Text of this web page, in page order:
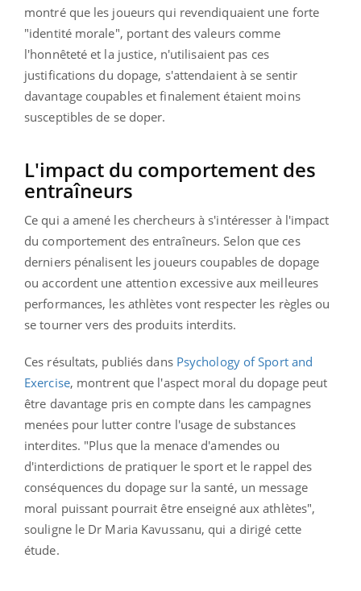
montré que les joueurs qui revendiquaient une forte
"identité morale", portant des valeurs comme
l'honnêteté et la justice, n'utilisaient pas ces
justifications du dopage, s'attendaient à se sentir
davantage coupables et finalement étaient moins
susceptibles de se doper.
L'impact du comportement des
entraîneurs
Ce qui a amené les chercheurs à s'intéresser à l'impact
du comportement des entraîneurs. Selon que ces
derniers pénalisent les joueurs coupables de dopage
ou accordent une attention excessive aux meilleures
performances, les athlètes vont respecter les règles ou
se tourner vers des produits interdits.
Ces résultats, publiés dans Psychology of Sport and
Exercise, montrent que l'aspect moral du dopage peut
être davantage pris en compte dans les campagnes
menées pour lutter contre l'usage de substances
interdites. "Plus que la menace d'amendes ou
d'interdictions de pratiquer le sport et le rappel des
conséquences du dopage sur la santé, un message
moral puissant pourrait être enseigné aux athlètes",
souligne le Dr Maria Kavussanu, qui a dirigé cette
étude.